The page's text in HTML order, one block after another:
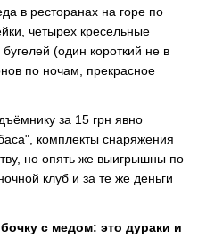
в ресторанах на горе по
четырех кресельные
(один короткий не в
по ночам, прекрасное
за 15 грн явно
комплекты снаряжения
но опять же выигрышны по
клуб и за те же деньги
с медом: это дураки и